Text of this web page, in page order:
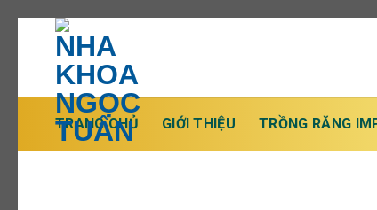
Chuyển
dung
TRANG CHỦ GIỚI THIỆU TRỒNG RĂNG